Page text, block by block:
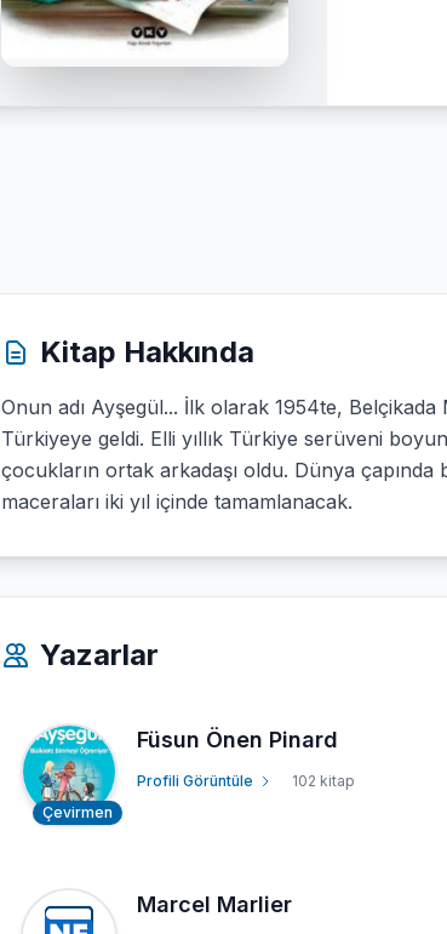
Kitap Hakkında
Onun adı Ayşegül... İlk olarak 1954te, Belçikada
Türkiyeye geldi. Elli yıllık Türkiye serüveni
çocukların ortak arkadaşı oldu. Dünya
maceraları iki yıl içinde tamamlanacak.
Yazarlar
Çevirmen
Füsun Önen Pinard
Profili Görüntüle 102 kitap
Marcel Marlier